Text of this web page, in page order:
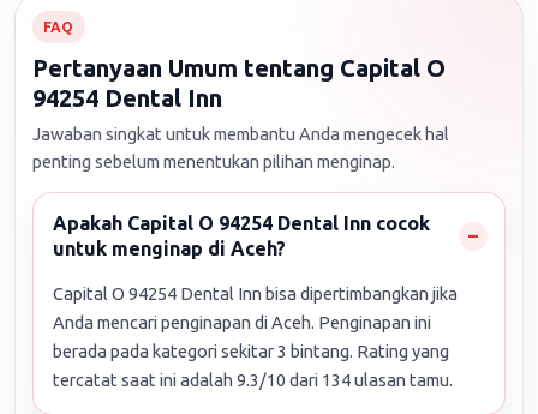
FAQ
Pertanyaan Umum tentang Capital O
94254 Dental Inn
Jawaban singkat untuk membantu Anda mengecek hal
penting sebelum menentukan pilihan menginap.
Apakah Capital O 94254 Dental Inn cocok
untuk menginap di Aceh?
Capital O 94254 Dental Inn bisa dipertimbangkan jika
Anda mencari penginapan di Aceh. Penginapan ini
berada pada kategori sekitar 3 bintang. Rating yang
tercatat saat ini adalah 9.3/10 dari 134 ulasan tamu.